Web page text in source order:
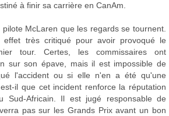
à finir sa carrière en CanAm.
McLaren que les regards se tournent.
effet très critiqué pour avoir provoqué le
tour. Certes, les commissaires ont
sur son épave, mais il est impossible de
l'accident ou si elle n'en a été qu'une
il que cet incident renforce la réputation
Sud-Africain. Il est jugé responsable de
pas sur les Grands Prix avant un bon